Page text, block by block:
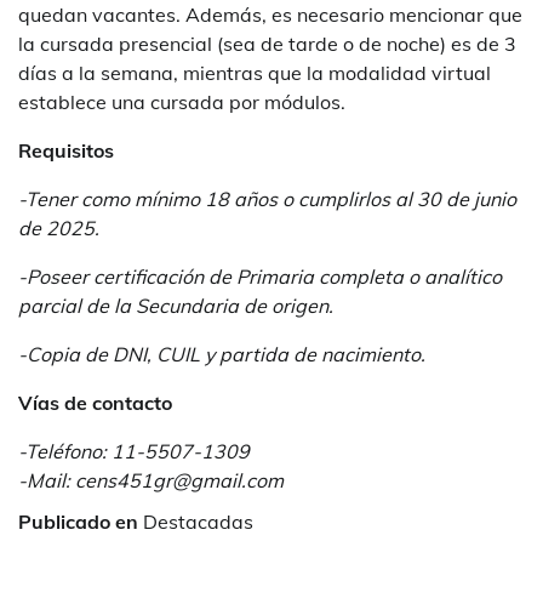
quedan vacantes. Además, es necesario mencionar que
la cursada presencial (sea de tarde o de noche) es de 3
días a la semana, mientras que la modalidad virtual
establece una cursada por módulos.
Requisitos
-Tener como mínimo 18 años o cumplirlos al 30 de junio
de 2025.
-Poseer certificación de Primaria completa o analítico
parcial de la Secundaria de origen.
-Copia de DNI, CUIL y partida de nacimiento.
Vías de contacto
-Teléfono: 11-5507-1309
-Mail: cens451gr@gmail.com
Publicado en Destacadas